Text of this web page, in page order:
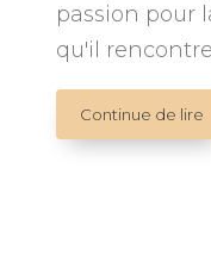
passion pour
qu'il
Continue de lire